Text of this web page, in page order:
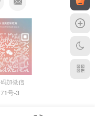
加微信
号-3